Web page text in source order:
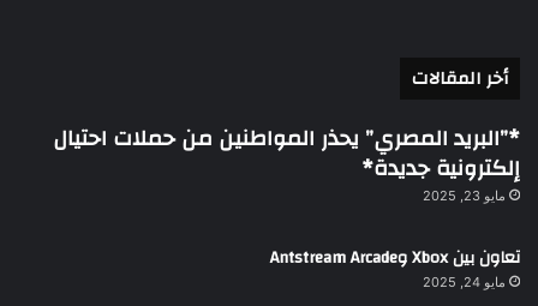
أخر المقالات
*”البريد المصري” يحذر المواطنين من حملات احتيال
إلكترونية جديدة*
مايو 23, 2025
تعاون بين Xbox وAntstream Arcade
مايو 24, 2025